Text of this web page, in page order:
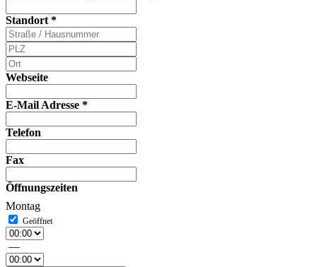
Standort *
Webseite
E-Mail Adresse *
Telefon
Fax
Öffnungszeiten
Montag
—